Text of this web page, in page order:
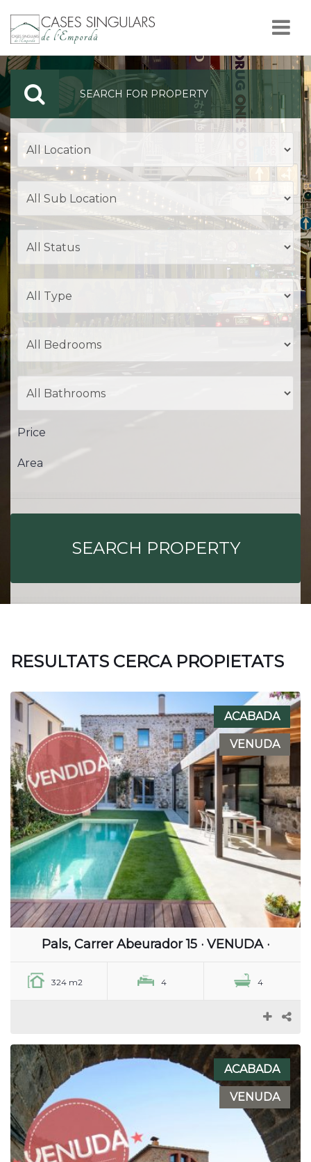
SEARCH FOR PROPERTY
Price
Area
SEARCH PROPERTY
RESULTATS CERCA PROPIETATS
ACABADA
VENUDA
Pals, Carrer Abeurador 15 · VENUDA ·
324 m2 4 4
ACABADA
VENUDA